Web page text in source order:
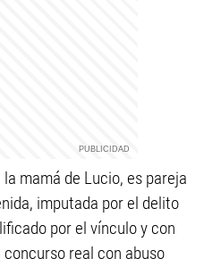
mamá de Lucio, es pareja
imputada por el delito
por el vínculo y con
real con abuso